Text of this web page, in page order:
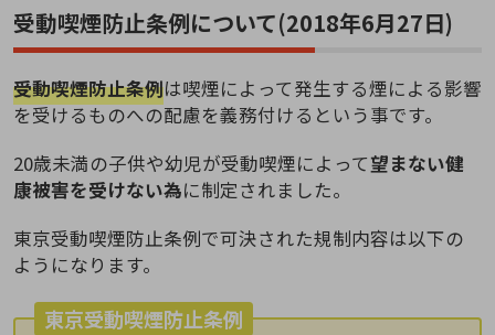
受動喫煙防止条例について(2018年6月27日)
受動喫煙防止条例は喫煙によって発生する煙による影響
を受けるものへの配慮を義務付けるという事です。
20歳未満の子供や幼児が受動喫煙によって望まない健
康被害を受けない為に制定されました。
東京受動喫煙防止条例で可決された規制内容は以下の
ようになります。
東京受動喫煙防止条例